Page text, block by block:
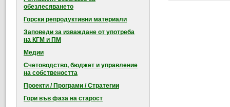
обезлесяването
Горски репродуктивни материали
Заповеди за изваждане от употреба
на КГМ и ПМ
Медии
Счетоводство, бюджет и управление
на собствеността
Проекти / Програми / Стратегии
Гори във фаза на старост